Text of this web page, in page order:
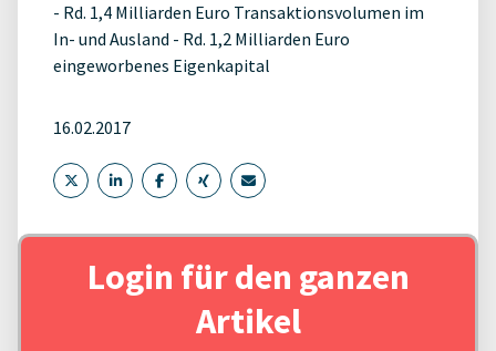
- Rd. 1,4 Milliarden Euro Transaktionsvolumen im
In- und Ausland - Rd. 1,2 Milliarden Euro
eingeworbenes Eigenkapital
16.02.2017
Login für den ganzen
Artikel